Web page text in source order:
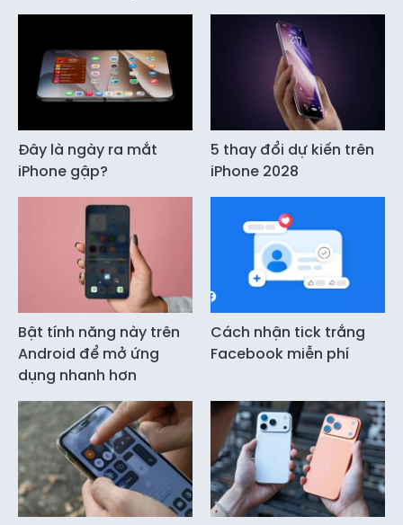
Đây là ngày ra mắt
iPhone gập?
5 thay đổi dự kiến trên
iPhone 2028
Bật tính năng này trên
Android để mở ứng
dụng nhanh hơn
Cách nhận tick trắng
Facebook miễn phí